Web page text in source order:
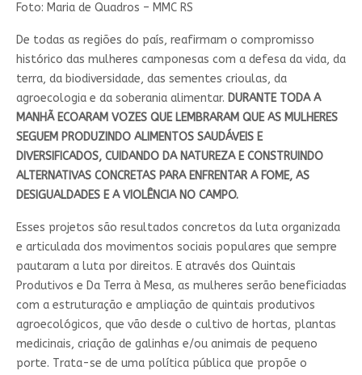
Foto: Maria de Quadros – MMC RS
De todas as regiões do país, reafirmam o compromisso
histórico das mulheres camponesas com a defesa da vida, da
terra, da biodiversidade, das sementes crioulas, da
agroecologia e da soberania alimentar. DURANTE TODA A
MANHÃ ECOARAM VOZES QUE LEMBRARAM QUE AS MULHERES
SEGUEM PRODUZINDO ALIMENTOS SAUDÁVEIS E
DIVERSIFICADOS, CUIDANDO DA NATUREZA E CONSTRUINDO
ALTERNATIVAS CONCRETAS PARA ENFRENTAR A FOME, AS
DESIGUALDADES E A VIOLÊNCIA NO CAMPO.
Esses projetos são resultados concretos da luta organizada
e articulada dos movimentos sociais populares que sempre
pautaram a luta por direitos. E através dos Quintais
Produtivos e Da Terra à Mesa, as mulheres serão beneficiadas
com a estruturação e ampliação de quintais produtivos
agroecológicos, que vão desde o cultivo de hortas, plantas
medicinais, criação de galinhas e/ou animais de pequeno
porte. Trata-se de uma política pública que propõe o